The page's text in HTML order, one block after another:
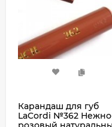
Карандаш для губ
LaCordi №362